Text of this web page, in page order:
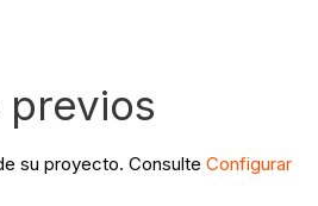
previos
su proyecto. ConsulteConfigurar